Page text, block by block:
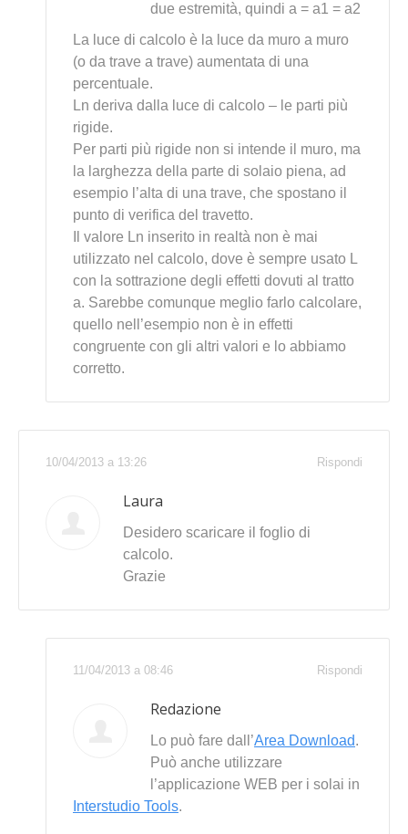
due estremità, quindi a = a1 = a2
La luce di calcolo è la luce da muro a muro
(o da trave a trave) aumentata di una
percentuale.
Ln deriva dalla luce di calcolo – le parti più
rigide.
Per parti più rigide non si intende il muro, ma
la larghezza della parte di solaio piena, ad
esempio l’alta di una trave, che spostano il
punto di verifica del travetto.
Il valore Ln inserito in realtà non è mai
utilizzato nel calcolo, dove è sempre usato L
con la sottrazione degli effetti dovuti al tratto
a. Sarebbe comunque meglio farlo calcolare,
quello nell’esempio non è in effetti
congruente con gli altri valori e lo abbiamo
corretto.
Rispondi
10/04/2013 a 13:26
Laura
Desidero scaricare il foglio di
calcolo.
Grazie
Rispondi
11/04/2013 a 08:46
Redazione
Lo può fare dall’Area Download.
Può anche utilizzare
l’applicazione WEB per i solai in
Interstudio Tools.